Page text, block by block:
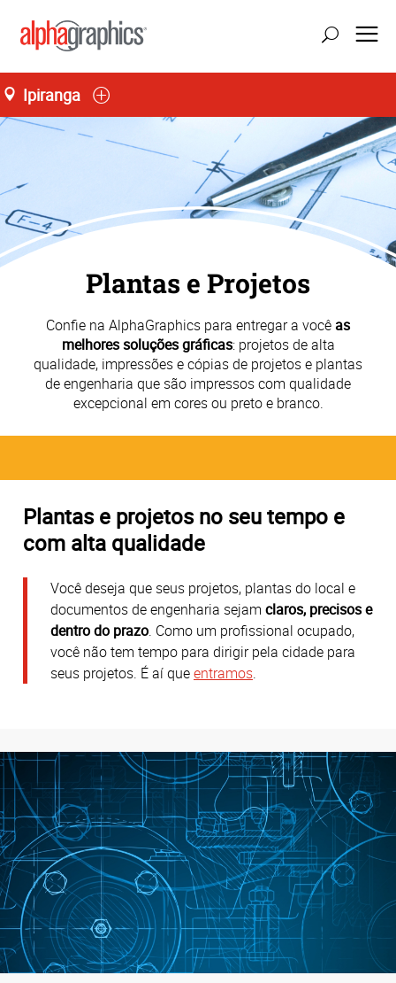
Ipiranga
Plantas e Projetos
Confie na AlphaGraphics para entregar a vocêas
melhores soluções gráficas: projetos de alta
qualidade, impressões e cópias de projetos e plantas
de engenharia que são impressos com qualidade
excepcional em cores ou preto e branco.
Plantas e projetos no seu tempo e
com alta qualidade
Você deseja que seus projetos, plantas do local e
documentos de engenharia sejam claros, precisos e
dentro do prazo. Como um profissional ocupado,
você não tem tempo para dirigir pela cidade para
seus projetos. É aí queentramos.